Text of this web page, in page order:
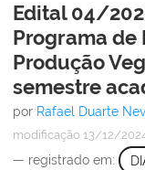
Edital 04/
Programa de
Produção
semestre
por Rafael Duarte
modificação 13/12/
— registrado em: